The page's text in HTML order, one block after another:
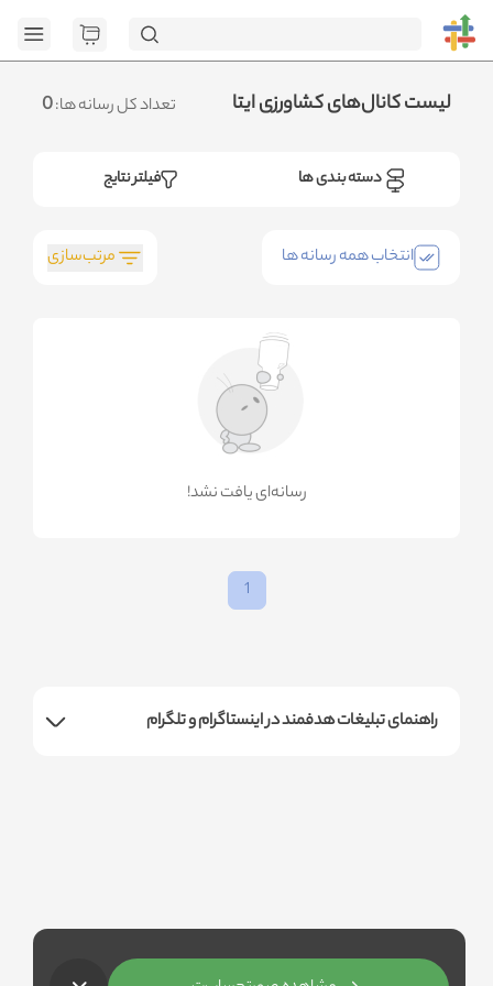
تعداد کل رسانه ها:0 لیست کانال‌های کشاورزی ایتا
فیلتر نتایج دسته بندی ها
مرتب‌سازی انتخاب همه رسانه ها
!رسانه‌ای یافت نشد
1
راهنمای تبلیغات هدفمند در اینستاگرام و تلگرام
[GET] "https://
<no
.متوجه شدم